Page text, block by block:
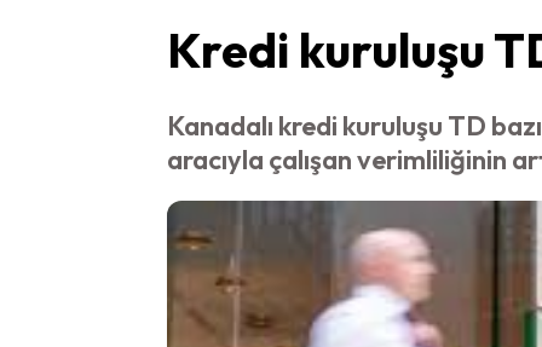
Kredi kuruluşu
Kanadalı kredi kuruluşu TD
aracıyla çalışan verimliliğinin